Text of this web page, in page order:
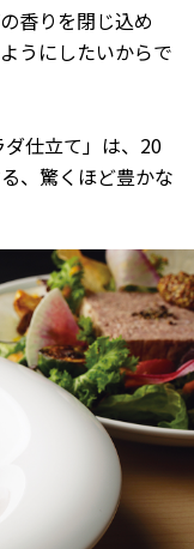
香りを閉じ込め
うにしたいからで
仕立て」は、20
、驚くほど豊かな